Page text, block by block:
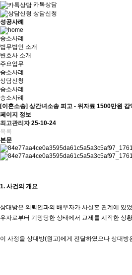
카톡상담
상담신청
성공사례
승소사례
법무법인 소개
변호사 소개
주요업무
승소사례
상담신청
승소사례
승소사례
[이혼소송] 상간녀소송 피고 - 위자료 1500만원 감
페이지 정보
최고관리자 25-10-24
목록
본문
1. 사건의 개요
상대방은 의뢰인과의 배우자가 사실혼 관계에 있
우자로부터 기망당한 상태에서 교제를 시작한 상
이 사정을 상대방(원고)에게 전달하였으나 상대